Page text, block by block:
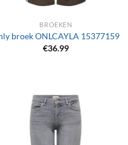
BROEKEN
broek ONLCAYLA 15377159
€36.99